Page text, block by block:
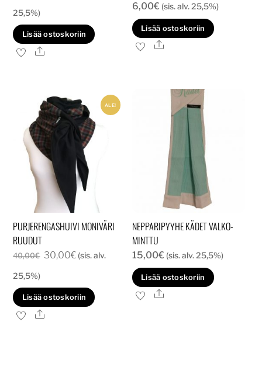
oli:
40,00€.
on:
30,00€.
25,5%)
Lisää ostoskoriin
Ale
6,00€ (sis. alv. 25,5%)
Lisää ostoskoriin
Ale
ALE!
PURJERENGASHUIVI MONIVÄRI
RUUDUT
40,00€ Alkuperäinen
oli:
40,00€.
30,00€Nykyinen
on:
30,00€.
(sis. alv.
25,5%)
Lisää ostoskoriin
Ale
NEPPARIPYYHE KÄDET VALKO-
MINTTU
15,00€ (sis. alv. 25,5%)
Lisää ostoskoriin
Ale